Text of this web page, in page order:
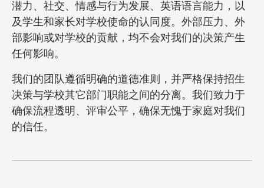
潜力、社交、情感与行为发展、英语语言能力，以
及学生和家长对学校使命的认同度。外部压力、外
部影响或对学校的贡献，均不会对我们的决策产生
任何影响。
我们的团队遵循明确的道德准则，并严格保持招生
决策与学校其它部门职能之间的分离。我们致力于
确保流程透明、评审公平，确保无愧于家庭对我们
的信任。